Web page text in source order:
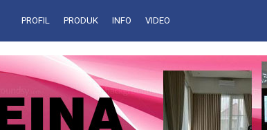
PROFIL PRODUK INFO VIDEO